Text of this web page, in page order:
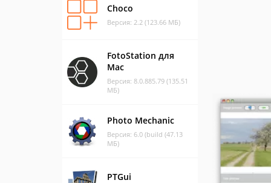
Choco
Версия: 2.2 (123.66 МБ)
FotoStation для
Mac
Версия: 8.0.885.79 (135.51
МБ)
Photo Mechanic
Версия: 6.0 (build (47.13
МБ)
PTGui